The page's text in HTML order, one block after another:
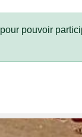
pour pouvoir